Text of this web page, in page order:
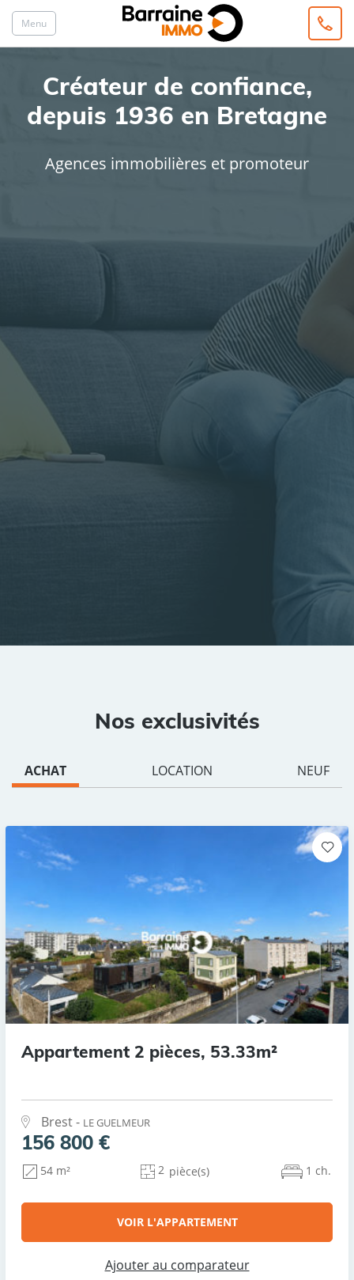
Menu
Créateur de confiance,
depuis 1936 en Bretagne
Agences immobilières et promoteur
Rayon
Nos exclusivités
ACHAT LOCATION NEUF
Appartement 2 pièces, 53.33m²
Brest - LE GUELMEUR
156 800 €
54 m² 2 pièce(s) 1 ch.
VOIR L'APPARTEMENT
Ajouter au comparateur